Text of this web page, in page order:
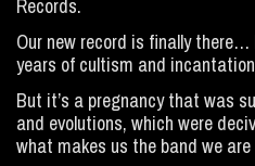
Records.
Our new record is finally there…
years of cultism and
But it’s a pregnancy that was
and evolutions, which were
what makes us the band we